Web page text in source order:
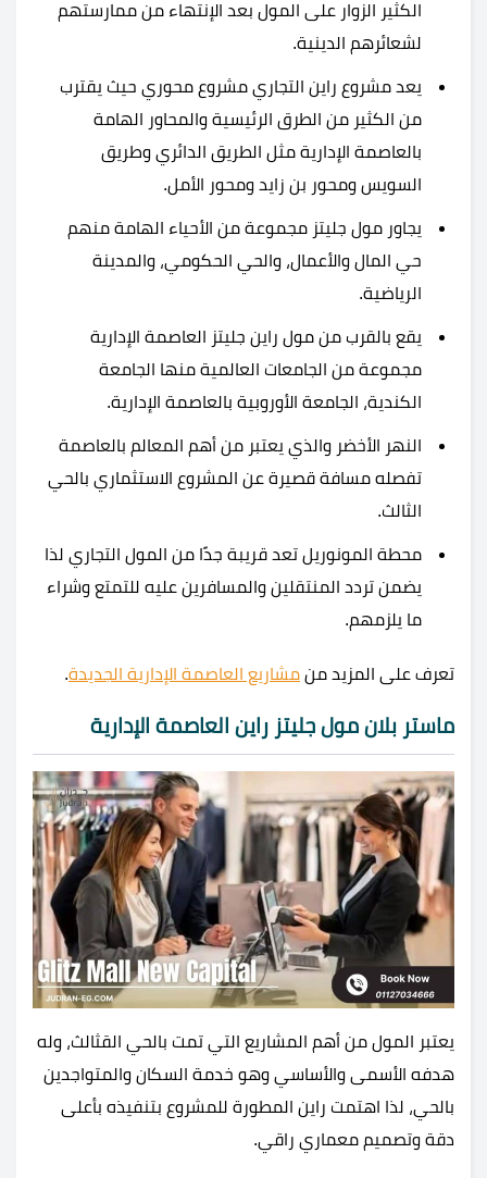
الكثير الزوار على المول بعد الإنتهاء من ممارستهم
لشعائرهم الدينية.
يعد مشروع راين التجاري مشروع محوري حيث يقترب
من الكثير من الطرق الرئيسية والمحاور الهامة
بالعاصمة الإدارية مثل الطريق الدائري وطريق
السويس ومحور بن زايد ومحور الأمل.
يجاور مول جليتز مجموعة من الأحياء الهامة منهم
حي المال والأعمال، والحي الحكومي، والمدينة
الرياضية.
يقع بالقرب من مول راين جليتز العاصمة الإدارية
مجموعة من الجامعات العالمية منها الجامعة
الكندية، الجامعة الأوروبية بالعاصمة الإدارية.
النهر الأخضر والذي يعتبر من أهم المعالم بالعاصمة
تفصله مسافة قصيرة عن المشروع الاستثماري بالحي
الثالث.
محطة المونوريل تعد قريبة جدًا من المول التجاري لذا
يضمن تردد المنتقلين والمسافرين عليه للتمتع وشراء
ما يلزمهم.
تعرف على المزيد من مشاريع العاصمة الإدارية الجديدة.
ماستر بلان مول جليتز راين العاصمة الإدارية
يعتبر المول من أهم المشاريع التي تمت بالحي القثالث، وله
هدفه الأسمى والأساسي وهو خدمة السكان والمتواجدين
بالحي، لذا اهتمت راين المطورة للمشروع بتنفيذه بأعلى
دقة وتصميم معماري راقي.